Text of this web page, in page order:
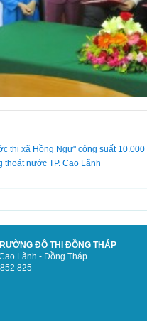
thị xã Hồng Ngự" công suất 10.000
thoát nước TP. Cao Lãnh
ĐÔ THỊ ĐỒNG THÁP
Lãnh - Đồng Tháp
825